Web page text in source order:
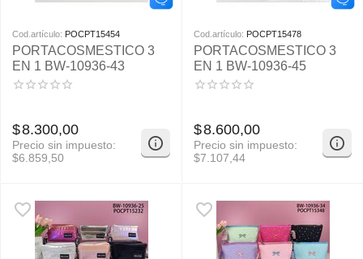
Cod.artículo: POCPT15454
PORTACOSMESTICO 3
EN 1 BW-10936-43
$8.300,00
Precio sin impuesto:
$6.859,50
Cod.artículo: POCPT15478
PORTACOSMESTICO 3
EN 1 BW-10936-45
$8.600,00
Precio sin impuesto:
$7.107,44